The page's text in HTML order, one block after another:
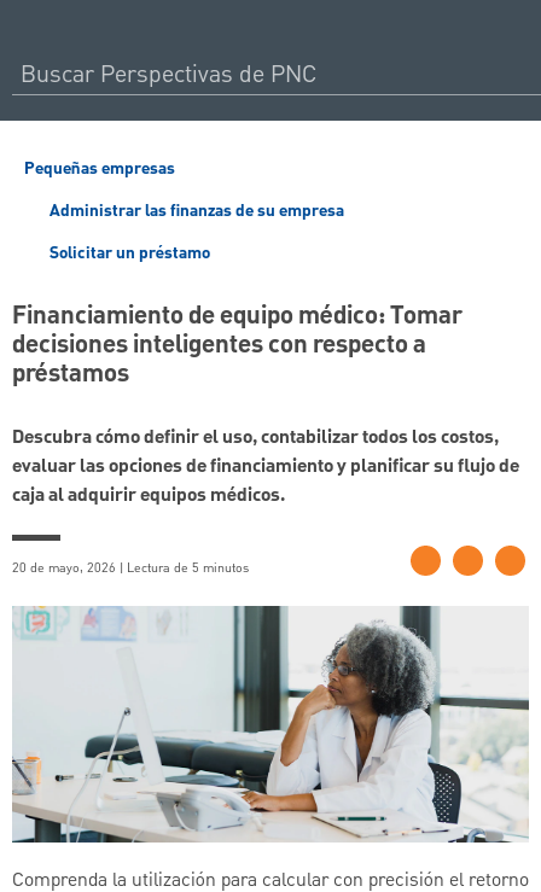
Pequeñas empresas
Administrar las finanzas de su empresa
Solicitar un préstamo
Financiamiento de equipo médico: Tomar
decisiones inteligentes con respecto a
préstamos
Descubra cómo definir el uso, contabilizar todos los costos,
evaluar las opciones de financiamiento y planificar su flujo de
caja al adquirir equipos médicos.
20 de mayo, 2026 | Lectura de 5 minutos
Comprenda la utilización para calcular con precisión el retorno